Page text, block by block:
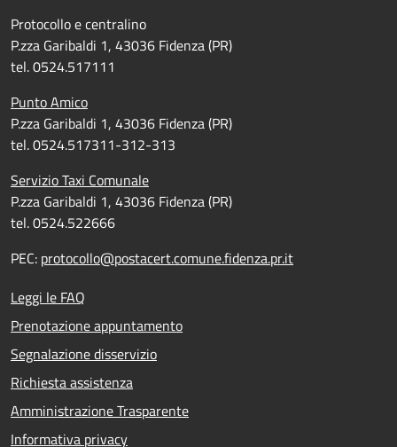
Protocollo e centralino
P.zza Garibaldi 1, 43036 Fidenza (PR)
tel. 0524.517111
Punto Amico
P.zza Garibaldi 1, 43036 Fidenza (PR)
tel. 0524.517311-312-313
Servizio Taxi Comunale
P.zza Garibaldi 1, 43036 Fidenza (PR)
tel. 0524.522666
PEC: protocollo@postacert.comune.fidenza.pr.it
Leggi le FAQ
Prenotazione appuntamento
Segnalazione disservizio
Richiesta assistenza
Amministrazione Trasparente
Informativa privacy